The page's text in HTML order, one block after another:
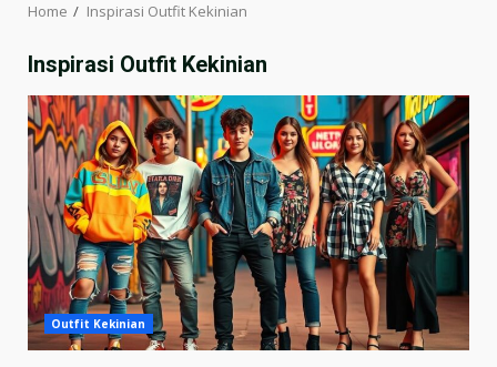
Home Inspirasi Outfit Kekinian
Inspirasi Outfit Kekinian
Outfit Kekinian